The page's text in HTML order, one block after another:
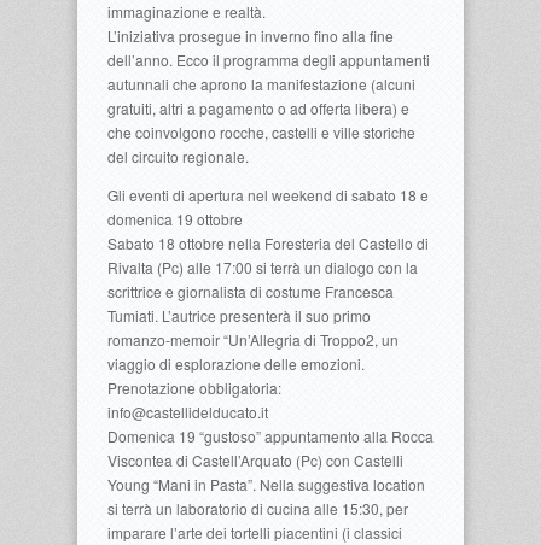
immaginazione e realtà.
L’iniziativa prosegue in inverno fino alla fine
dell’anno. Ecco il programma degli appuntamenti
autunnali che aprono la manifestazione (alcuni
gratuiti, altri a pagamento o ad offerta libera) e
che coinvolgono rocche, castelli e ville storiche
del circuito regionale.
Gli eventi di apertura nel weekend di sabato 18 e
domenica 19 ottobre
Sabato 18 ottobre nella Foresteria del Castello di
Rivalta (Pc) alle 17:00 si terrà un dialogo con la
scrittrice e giornalista di costume Francesca
Tumiati. L’autrice presenterà il suo primo
romanzo-memoir “Un’Allegria di Troppo2, un
viaggio di esplorazione delle emozioni.
Prenotazione obbligatoria:
info@castellidelducato.it
Domenica 19 “gustoso” appuntamento alla Rocca
Viscontea di Castell’Arquato (Pc) con Castelli
Young “Mani in Pasta”. Nella suggestiva location
si terrà un laboratorio di cucina alle 15:30, per
imparare l’arte dei tortelli piacentini (i classici